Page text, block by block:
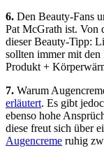
6. Den Beauty-Fans
Pat McGrath ist. Von
dieser Beauty-Tipp:
sollten immer mit den
Produkt +
7. Warum
erläutert. Es gibt
ebenso hohe
diese freut sich über
Augencreme ruhig